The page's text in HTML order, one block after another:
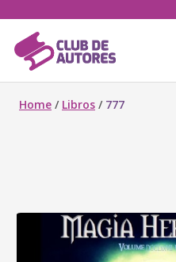
Home / Libros / 777